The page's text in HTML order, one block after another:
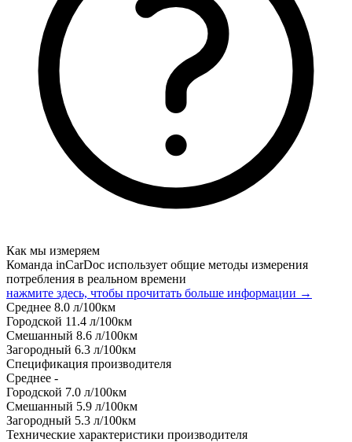
Как мы измеряем
Команда inCarDoc использует общие методы измерения
потребления в реальном времени
нажмите здесь, чтобы прочитать больше информации →
Среднее 8.0 л/100км
Городской 11.4 л/100км
Смешанный 8.6 л/100км
Загородный 6.3 л/100км
Спецификация производителя
Среднее -
Городской 7.0 л/100км
Смешанный 5.9 л/100км
Загородный 5.3 л/100км
Технические характеристики производителя